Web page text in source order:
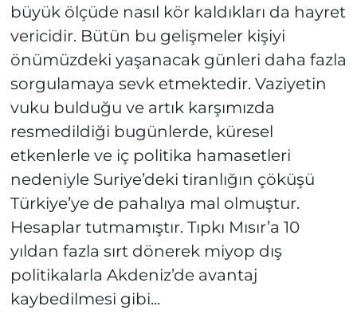
büyük ölçüde nasıl kör kaldıkları da hayret
vericidir. Bütün bu gelişmeler kişiyi
önümüzdeki yaşanacak günleri daha fazla
sorgulamaya sevk etmektedir. Vaziyetin
vuku bulduğu ve artık karşımızda
resmedildiği bugünlerde, küresel
etkenlerle ve iç politika hamasetleri
nedeniyle Suriye’deki tiranlığın çöküşü
Türkiye’ye de pahalıya mal olmuştur.
Hesaplar tutmamıştır. Tıpkı Mısır’a 10
yıldan fazla sırt dönerek miyop dış
politikalarla Akdeniz’de avantaj
kaybedilmesi gibi...